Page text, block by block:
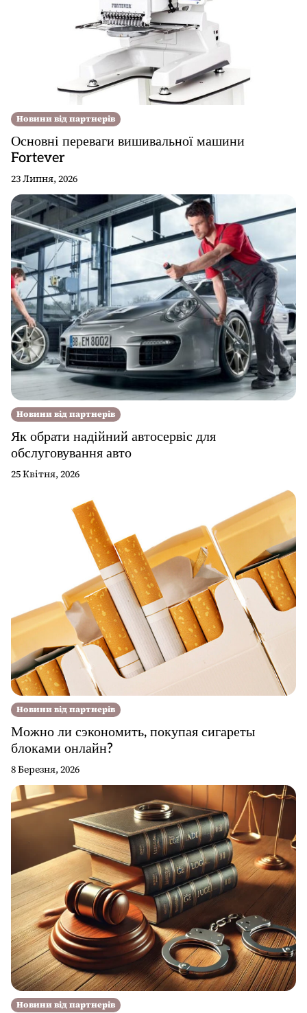
Новини від партнерів
Основні переваги вишивальної машини
Fortever
23 Липня, 2026
Новини від партнерів
Як обрати надійний автосервіс для
обслуговування авто
25 Квітня, 2026
Новини від партнерів
Можно ли сэкономить, покупая сигареты
блоками онлайн?
8 Березня, 2026
Новини від партнерів